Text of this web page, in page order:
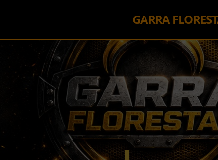
GARRA